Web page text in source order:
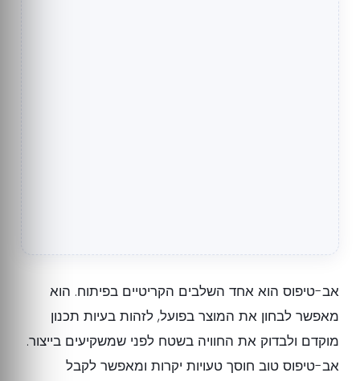
אב-טיפוס הוא אחד השלבים הקריטיים בפיתוח. הוא
מאפשר לבחון את המוצר בפועל, לזהות בעיות תכנון
מוקדם ולבדוק את החוויה בשטח לפני שמשקיעים בייצור.
אב-טיפוס טוב חוסך טעויות יקרות ומאפשר לקבל